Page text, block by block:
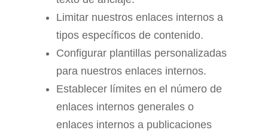
Limitar nuestros enlaces internos a
tipos específicos de contenido.
Configurar plantillas personalizadas
para nuestros enlaces internos.
Establecer límites en el número de
enlaces internos generales o
enlaces internos a publicaciones